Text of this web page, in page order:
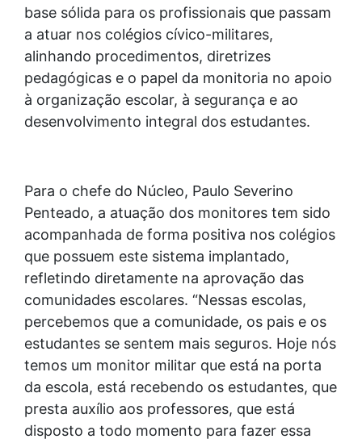
base sólida para os profissionais que passam
a atuar nos colégios cívico-militares,
alinhando procedimentos, diretrizes
pedagógicas e o papel da monitoria no apoio
à organização escolar, à segurança e ao
desenvolvimento integral dos estudantes.
Para o chefe do Núcleo, Paulo Severino
Penteado, a atuação dos monitores tem sido
acompanhada de forma positiva nos colégios
que possuem este sistema implantado,
refletindo diretamente na aprovação das
comunidades escolares. “Nessas escolas,
percebemos que a comunidade, os pais e os
estudantes se sentem mais seguros. Hoje nós
temos um monitor militar que está na porta
da escola, está recebendo os estudantes, que
presta auxílio aos professores, que está
disposto a todo momento para fazer essa